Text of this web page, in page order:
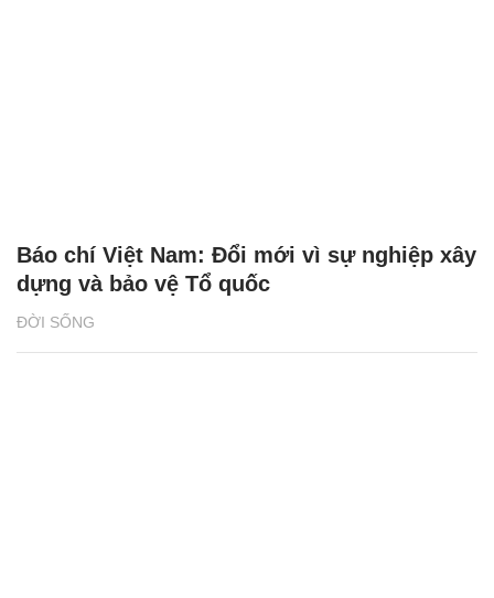
ĐỜI SỐNG
Báo chí Việt Nam: Đổi mới vì sự nghiệp xây
dựng và bảo vệ Tổ quốc